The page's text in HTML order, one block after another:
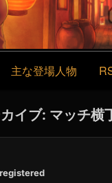
主な登場人物
イブ: マッチ横
registered